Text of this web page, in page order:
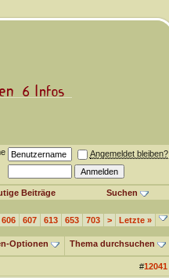
Angemeldet bleiben?
Beiträge Suchen
606 607 613 653 703 > Letzte »
Optionen Thema durchsuchen
#12041